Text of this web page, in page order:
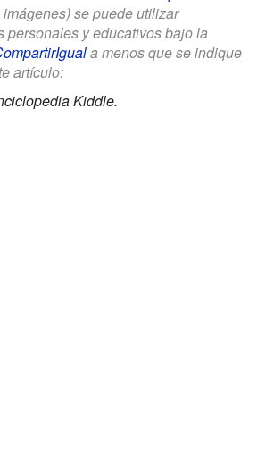
se puede utilizar
personales y educativos bajo la
a menos que se indique
artículo:
Kiddle.